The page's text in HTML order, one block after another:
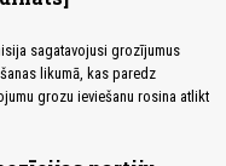
sagatavojusi grozījumus
likumā, kas paredz
grozu ieviešanu rosina atlikt